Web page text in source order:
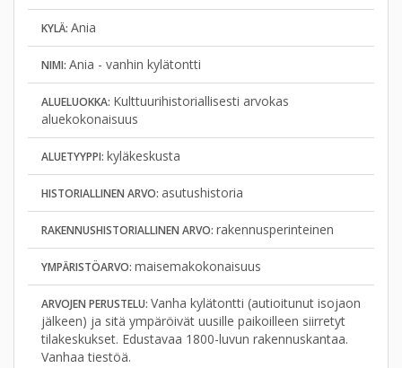
KYLÄ: Ania
NIMI: Ania - vanhin kylätontti
ALUELUOKKA: Kulttuurihistoriallisesti arvokas
aluekokonaisuus
ALUETYYPPI: kyläkeskusta
HISTORIALLINEN ARVO: asutushistoria
RAKENNUSHISTORIALLINEN ARVO: rakennusperinteinen
YMPÄRISTÖARVO: maisemakokonaisuus
ARVOJEN PERUSTELU: Vanha kylätontti (autioitunut isojaon
jälkeen) ja sitä ympäröivät uusille paikoilleen siirretyt
tilakeskukset. Edustavaa 1800-luvun rakennuskantaa.
Vanhaa tiestöä.